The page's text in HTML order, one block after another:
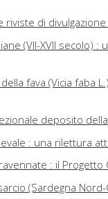
di
(VII-XVII secolo) :
fava (Vicia faba
deposito
: una rilettura
: il Progetto
(Sardegna